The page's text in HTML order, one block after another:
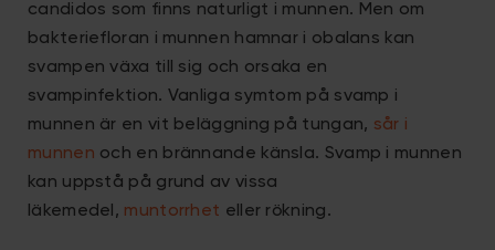
candidos som finns naturligt i munnen. Men om
bakteriefloran i munnen hamnar i obalans kan
svampen växa till sig och orsaka en
svampinfektion. Vanliga symtom på svamp i
munnen är en vit beläggning på tungan, sår i
munnen och en brännande känsla. Svamp i munnen
kan uppstå på grund av vissa
läkemedel, muntorrhet eller rökning.